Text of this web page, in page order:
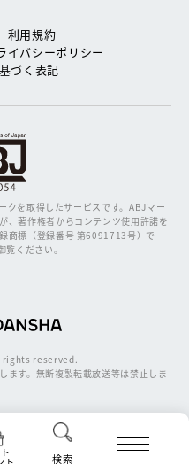
検索
利用規約
イバシーポリシー
づく表記
クを取得したサービスです。ABJマー
、著作権者からコンテンツ使用許諾を
商標（登録番号 第6091713号）で
ください。
rights reserved.
ます。無断複製転載放送等は禁止しま